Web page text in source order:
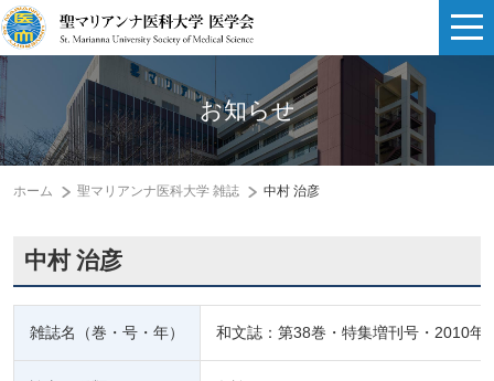
お知らせ
ホーム 聖マリアンナ医科大学 雑誌 中村 治彦
中村 治彦
雑誌名（巻・号・年） 和文誌：第38巻・特集増刊号・2010年